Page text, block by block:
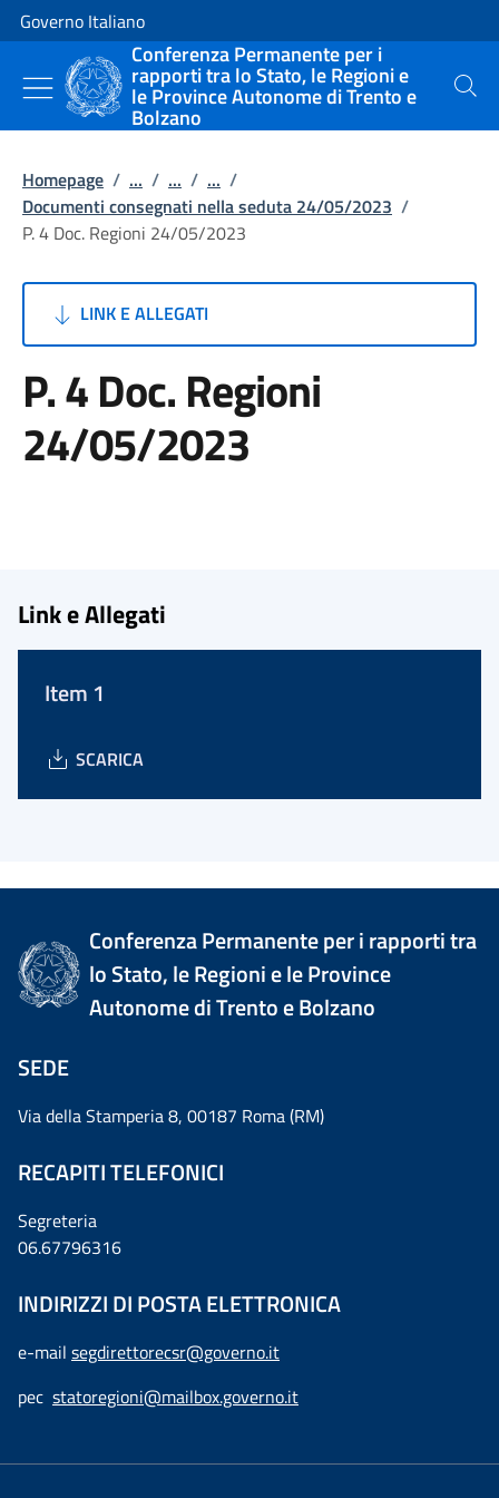
Vai al contenuto
Vai alla navigazione del sito
Governo Italiano
Conferenza Permanente per i
rapporti tra lo Stato, le Regioni e
le Province Autonome di Trento e
Bolzano
Cerca
Homepage / ... / ... / ... /
Documenti consegnati nella seduta 24/05/2023 /
P. 4 Doc. Regioni 24/05/2023
LINK E ALLEGATI
P. 4 Doc. Regioni
24/05/2023
Link e Allegati
Item 1
SCARICA
Conferenza Permanente per i rapporti tra
lo Stato, le Regioni e le Province
Autonome di Trento e Bolzano
SEDE
Via della Stamperia 8, 00187 Roma (RM)
RECAPITI TELEFONICI
Segreteria
06.67796316
INDIRIZZI DI POSTA ELETTRONICA
e-mail segdirettorecsr@governo.it
pec statoregioni@mailbox.governo.it